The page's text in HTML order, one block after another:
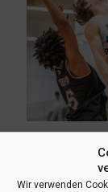
Wir verwenden
Veränderte